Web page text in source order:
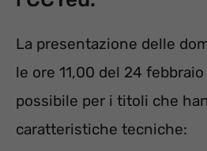
La presentazione delle
le ore 11,00 del 24
possibile per i titoli che
caratteristiche tecniche: